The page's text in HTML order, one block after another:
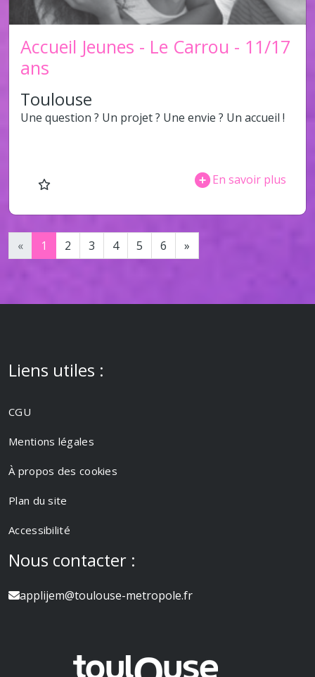
Accueil Jeunes - Le Carrou - 11/17
ans
Toulouse
Une question ? Un projet ? Une envie ? Un accueil !
En savoir plus
« 1 2 3 4 5 6 »
Liens utiles :
CGU
Mentions légales
À propos des cookies
Plan du site
Accessibilité
Nous contacter :
applijem@toulouse-metropole.fr